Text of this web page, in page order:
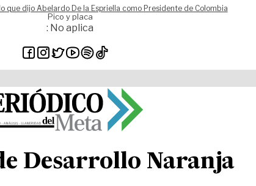
que dijo Abelardo De la Espriella como Presidente de Colombia
Pico y placa
: No aplica
Desarrollo Naranja